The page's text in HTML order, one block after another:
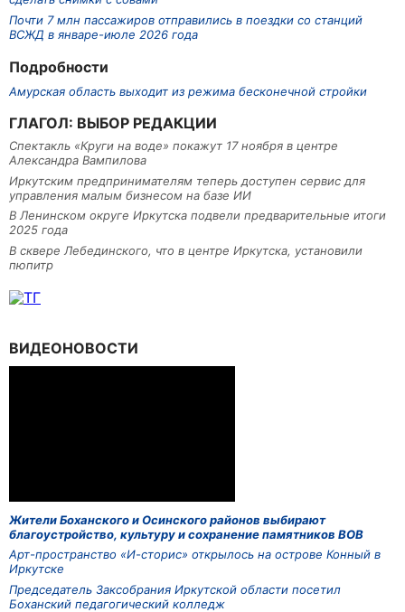
Почти 7 млн пассажиров отправились в поездки со станций
ВСЖД в январе-июле 2026 года
Подробности
Амурская область выходит из режима бесконечной стройки
ГЛАГОЛ: ВЫБОР РЕДАКЦИИ
Спектакль «Круги на воде» покажут 17 ноября в центре
Александра Вампилова
Иркутским предпринимателям теперь доступен сервис для
управления малым бизнесом на базе ИИ
В Ленинском округе Иркутска подвели предварительные итоги
2025 года
В сквере Лебединского, что в центре Иркутска, установили
пюпитр
ВИДЕОНОВОСТИ
Жители Боханского и Осинского районов выбирают
благоустройство, культуру и сохранение памятников ВОВ
Арт-пространство «И-сторис» открылось на острове Конный в
Иркутске
Председатель Заксобрания Иркутской области посетил
Боханский педагогический колледж